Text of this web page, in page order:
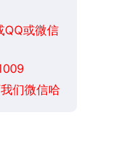
QQ或微信
们微信哈